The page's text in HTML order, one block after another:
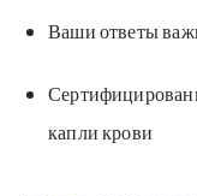
Ваши ответы
капли крови